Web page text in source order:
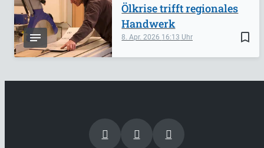
bookmark_border
8. Apr. 2026 16:13
Ölkrise trifft regionales
Handwerk